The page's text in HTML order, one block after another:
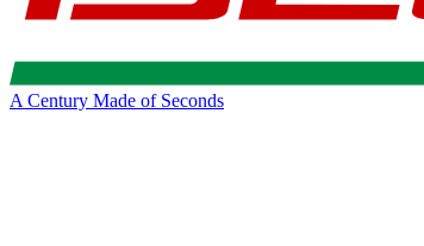
A Century Made of Seconds